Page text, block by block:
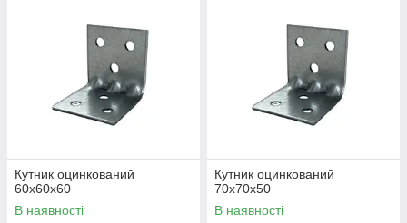
Кутник оцинкований
60х60х60
В наявності
Кутник оцинкований
70х70х50
В наявності